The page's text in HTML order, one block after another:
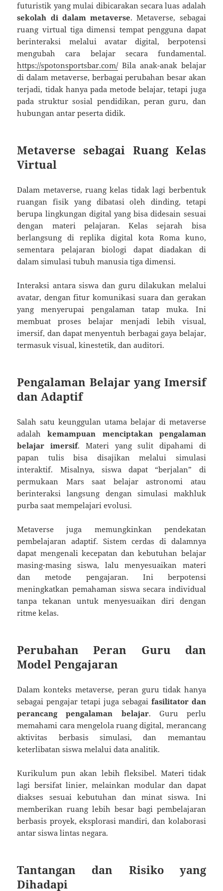
futuristik yang mulai dibicarakan secara luas adalah
sekolah di dalam metaverse. Metaverse, sebagai
ruang virtual tiga dimensi tempat pengguna dapat
berinteraksi melalui avatar digital, berpotensi
mengubah cara belajar secara fundamental.
https://spotonsportsbar.com/Bila anak-anak belajar
di dalam metaverse, berbagai perubahan besar akan
terjadi, tidak hanya pada metode belajar, tetapi juga
pada struktur sosial pendidikan, peran guru, dan
hubungan antar peserta didik.
Metaverse sebagai Ruang Kelas
Virtual
Dalam metaverse, ruang kelas tidak lagi berbentuk
ruangan fisik yang dibatasi oleh dinding, tetapi
berupa lingkungan digital yang bisa didesain sesuai
dengan materi pelajaran. Kelas sejarah bisa
berlangsung di replika digital kota Roma kuno,
sementara pelajaran biologi dapat diadakan di
dalam simulasi tubuh manusia tiga dimensi.
Interaksi antara siswa dan guru dilakukan melalui
avatar, dengan fitur komunikasi suara dan gerakan
yang menyerupai pengalaman tatap muka. Ini
membuat proses belajar menjadi lebih visual,
imersif, dan dapat menyentuh berbagai gaya belajar,
termasuk visual, kinestetik, dan auditori.
Pengalaman Belajar yang Imersif
dan Adaptif
Salah satu keunggulan utama belajar di metaverse
adalahkemampuan menciptakan pengalaman
belajar imersif. Materi yang sulit dipahami di
papan tulis bisa disajikan melalui simulasi
interaktif. Misalnya, siswa dapat “berjalan” di
permukaan Mars saat belajar astronomi atau
berinteraksi langsung dengan simulasi makhluk
purba saat mempelajari evolusi.
Metaverse juga memungkinkan pendekatan
pembelajaran adaptif. Sistem cerdas di dalamnya
dapat mengenali kecepatan dan kebutuhan belajar
masing-masing siswa, lalu menyesuaikan materi
dan metode pengajaran. Ini berpotensi
meningkatkan pemahaman siswa secara individual
tanpa tekanan untuk menyesuaikan diri dengan
ritme kelas.
Perubahan Peran Guru dan
Model Pengajaran
Dalam konteks metaverse, peran guru tidak hanya
sebagai pengajar tetapi juga sebagai fasilitator dan
perancang pengalaman belajar. Guru perlu
memahami cara mengelola ruang digital, merancang
aktivitas berbasis simulasi, dan memantau
keterlibatan siswa melalui data analitik.
Kurikulum pun akan lebih fleksibel. Materi tidak
lagi bersifat linier, melainkan modular dan dapat
diakses sesuai kebutuhan dan minat siswa. Ini
memberikan ruang lebih besar bagi pembelajaran
berbasis proyek, eksplorasi mandiri, dan kolaborasi
antar siswa lintas negara.
Tantangan dan Risiko yang
Dihadapi